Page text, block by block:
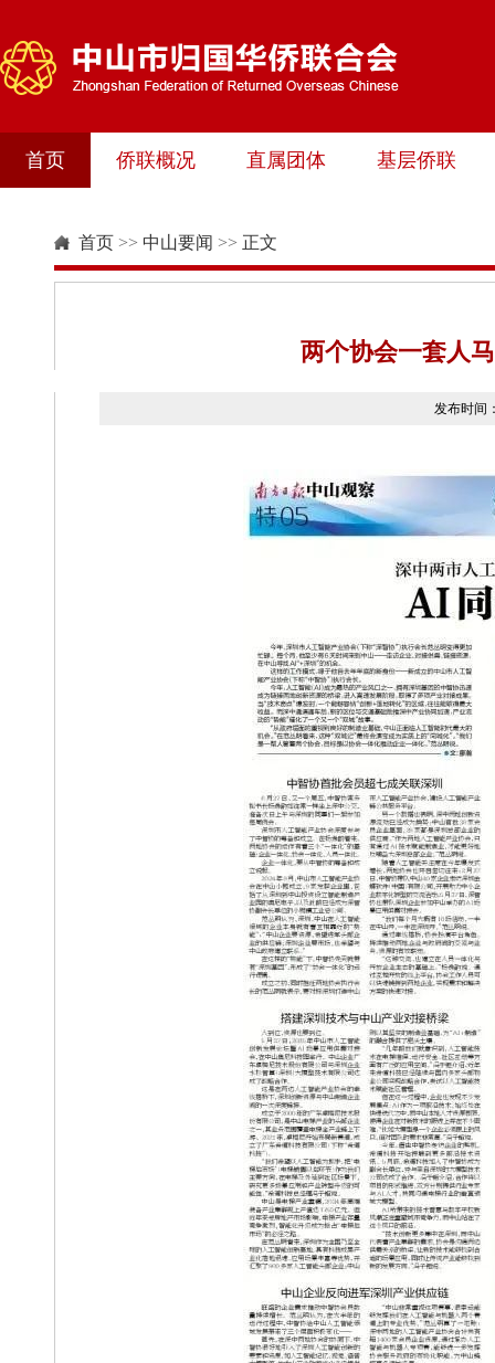
首页 侨联概况 直属团体 基层侨联
首页 >> 中山要闻 >> 正文
两个协会一套人
发布时间